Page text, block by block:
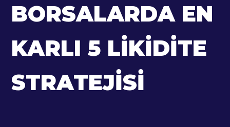
BORSALARDA EN
KARLI 5 LIKIDITE
STRATEJISI